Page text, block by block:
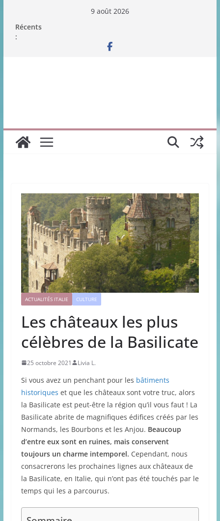
contenu
9 août 2026
Récents
:
ACTUALITÉS ITALIE CULTURE
Les châteaux les plus
célèbres de la Basilicate
25 octobre 2021 Livia L.
Si vous avez un penchant pour les bâtiments
historiques et que les châteaux sont votre truc, alors
la Basilicate est peut-être la région qu’il vous faut ! La
Basilicate abrite de magnifiques édifices créés par les
Normands, les Bourbons et les Anjou. Beaucoup
d’entre eux sont en ruines, mais conservent
toujours un charme intemporel. Cependant, nous
consacrerons les prochaines lignes aux châteaux de
la Basilicate, en Italie, qui n’ont pas été touchés par le
temps qui les a parcourus.